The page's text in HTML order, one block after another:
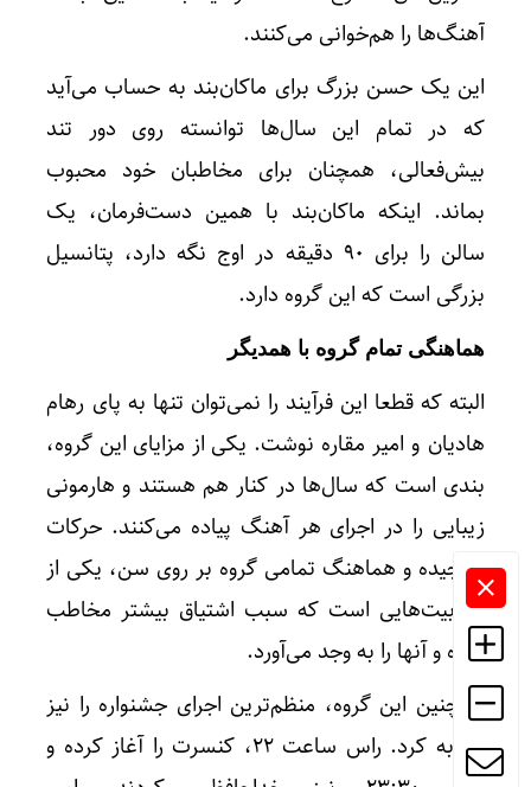
آهنگ‌ها را هم‌خوانی می‌کنند.
این یک حسن بزرگ برای ماکان‌بند به حساب می‌آید
که در تمام این سال‌ها توانسته روی دور تند
بیش‌فعالی، همچنان برای مخاطبان خود محبوب
بماند. اینکه ماکان‌بند با همین دست‌فرمان، یک
سالن را برای ۹۰ دقیقه در اوج نگه دارد، پتانسیل
بزرگی است که این گروه دارد.
هماهنگی تمام گروه با همدیگر
البته که قطعا این فرآیند را نمی‌توان تنها به پای رهام
هادیان و امیر مقاره نوشت. یکی از مزایای این گروه،
بندی است که سال‌ها در کنار هم هستند و هارمونی
زیبایی را در اجرای هر آهنگ پیاده می‌کنند. حرکات
سنجیده و هماهنگ تمامی گروه بر روی سن، یکی از
جذابیت‌هایی است که سبب اشتیاق بیشتر مخاطب
شده و آنها را به وجد می‌آورد.
همچنین این گروه، منظم‌ترین اجرای جشنواره را نیز
تجربه کرد. راس ساعت ۲۲، کنسرت را آغاز کرده و